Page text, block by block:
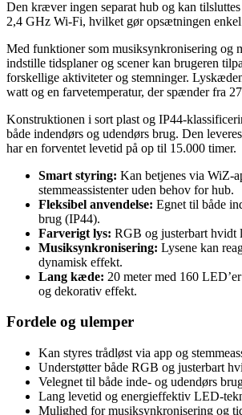
Den kræver ingen separat hub og kan
2,4 GHz Wi-Fi, hvilket gør opsætningen
Med funktioner som musiksynkronisering og
indstille tidsplaner og scener kan brugeren
forskellige aktiviteter og stemninger.
watt og en farvetemperatur, der spænder fra
Konstruktionen i sort plast og IP44-
både indendørs og udendørs brug. Den
har en forventet levetid på op til 15.000 timer.
Smart styring: Kan betjenes via WiZ-
stemmeassistenter uden behov for hub.
Fleksibel anvendelse: Egnet til både
brug (IP44).
Farverigt lys: RGB og justerbart hvidt
Musiksynkronisering: Lysene kan
dynamisk effekt.
Lang kæde: 20 meter med 160
og dekorativ effekt.
Fordele og ulemper
Kan styres trådløst via app og
Understøtter både RGB og justerbart
Velegnet til både inde- og udendørs
Lang levetid og energieffektiv LED-
Mulighed for musiksynkronisering og